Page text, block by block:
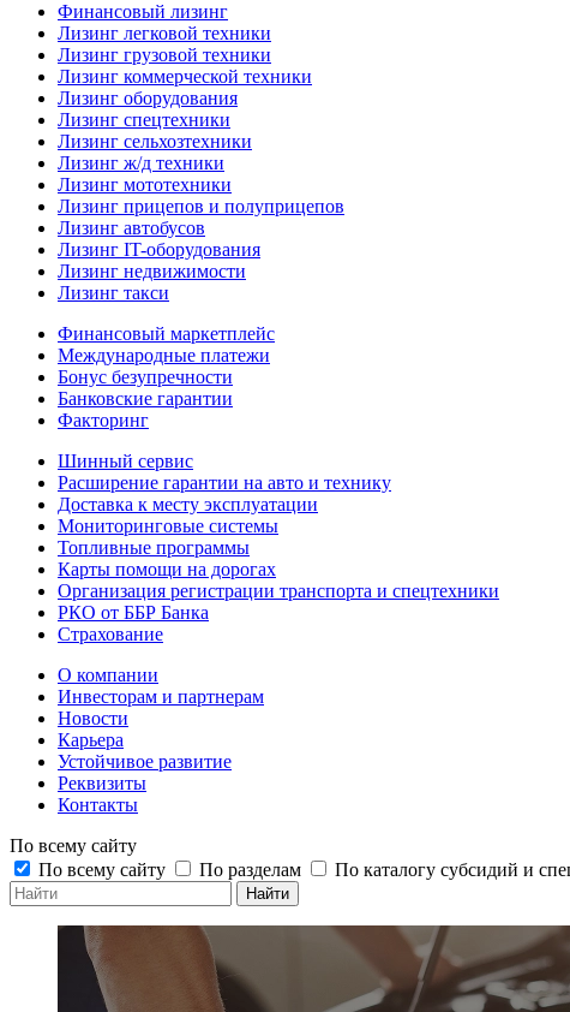
Финансовый лизинг
Лизинг легковой техники
Лизинг грузовой техники
Лизинг коммерческой техники
Лизинг оборудования
Лизинг спецтехники
Лизинг сельхозтехники
Лизинг ж/д техники
Лизинг мототехники
Лизинг прицепов и полуприцепов
Лизинг автобусов
Лизинг IT-оборудования
Лизинг недвижимости
Лизинг такси
Финансовый маркетплейс
Международные платежи
Бонус безупречности
Банковские гарантии
Факторинг
Шинный сервис
Расширение гарантии на авто и технику
Доставка к месту эксплуатации
Мониторинговые системы
Топливные программы
Карты помощи на дорогах
Организация регистрации транспорта и спецтехники
РКО от ББР Банка
Страхование
О компании
Инвесторам и партнерам
Новости
Карьера
Устойчивое развитие
Реквизиты
Контакты
По всему сайту
По всему сайту
По разделам По каталогу субсидий и
Найти